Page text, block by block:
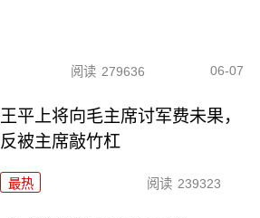
阅读 279636 06-07
王平上将向毛主席讨军费未果，
反被主席敲竹杠
最热 阅读 239323